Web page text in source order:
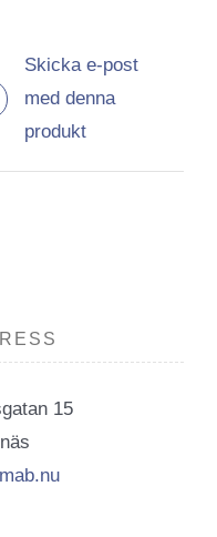
Skicka e-post
med denna
produkt
15